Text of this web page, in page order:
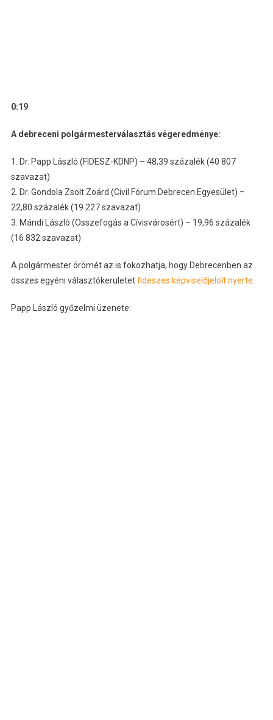
0:19
A debreceni polgármesterválasztás végeredménye:
1. Dr. Papp László (FIDESZ-KDNP) – 48,39 százalék (40 807
szavazat)
2. Dr. Gondola Zsolt Zoárd (Civil Fórum Debrecen Egyesület) –
22,80 százalék (19 227 szavazat)
3. Mándi László (Összefogás a Cívisvárosért) – 19,96 százalék
(16 832 szavazat)
A polgármester örömét az is fokozhatja, hogy Debrecenben az
összes egyéni választókerületetfideszes képviselőjelölt nyerte.
Papp László győzelmi üzenete: